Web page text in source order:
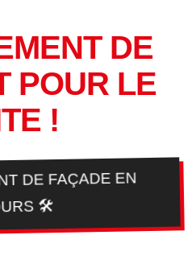
DE
POUR LE
!
DE FAÇADE EN
🛠️